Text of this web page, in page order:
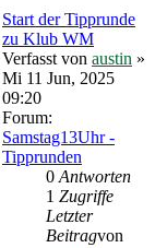
Start der Tipprunde
zu Klub WM
Verfasst von austin »
Mi 11 Jun, 2025
09:20
Forum:
Samstag13Uhr -
Tipprunden
0 Antworten
1 Zugriffe
Letzter
Beitragvon